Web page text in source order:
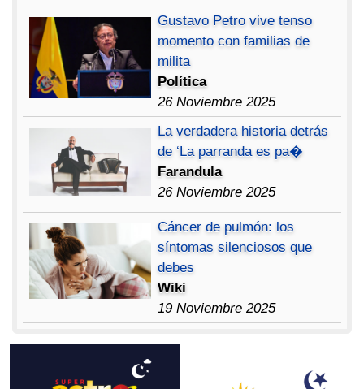
Gustavo Petro vive tenso
momento con familias de
milita
Política
26 Noviembre 2025
La verdadera historia detrás
de ‘La parranda es pa�
Farandula
26 Noviembre 2025
Cáncer de pulmón: los
síntomas silenciosos que
debes
Wiki
19 Noviembre 2025